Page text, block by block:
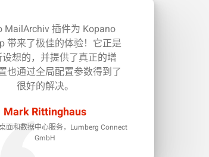
MailArchiv 插件为 Kopano
带来了极佳的体验！它正是
想的，并提供了真正的增
也通过全局配置参数得到了
很好的解决。
Mark Rittinghaus
面和数据中心服务，Lumberg Connect
GmbH